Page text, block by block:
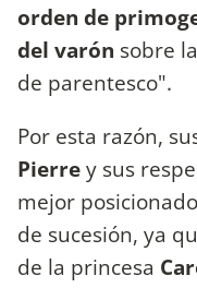
orden de
del varón sobre
de parentesco".
Por esta razón,
Pierrey sus
mejor
de sucesión, ya
de la princesa